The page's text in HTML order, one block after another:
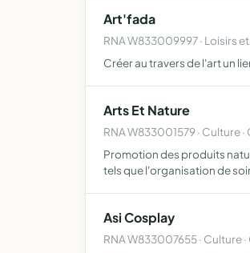
Art'fada
RNA W833009997 · Loisirs
Créer au travers de l'art un
Arts Et Nature
RNA W833001579 · Culture ·
Promotion des produits
tels que l'organisation de
Asi Cosplay
RNA W833007655 · Culture